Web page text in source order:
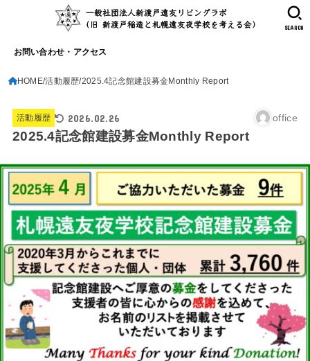
お問い合わせ・アクセス
SEARCH
HOME 活動履歴 2025.4記念館建設募金Monthly Report
活動履歴 2026.02.26 office
2025.4記念館建設募金Monthly Report